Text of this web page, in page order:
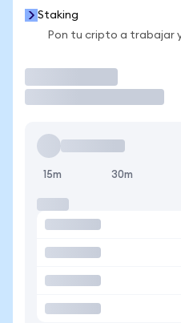
Staking
Pon tu cripto a trabajar
15m 30m